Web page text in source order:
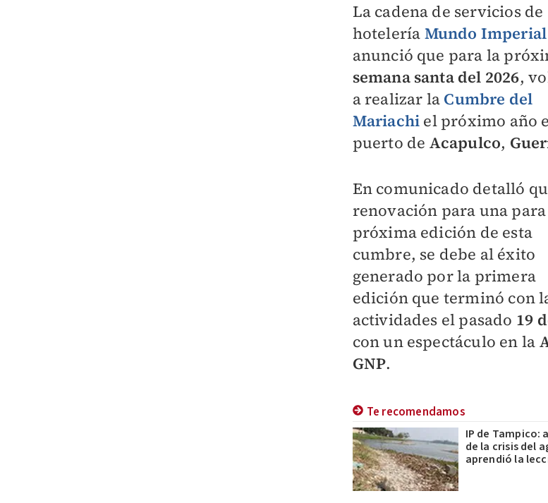
La cadena de servicios de
hotelería Mundo Imperial
anunció que para la
semana santa del 2026,
a realizar la Cumbre del
Mariachi el próximo año
puerto de Acapulco,
En comunicado detalló
renovación para una
próxima edición de esta
cumbre, se debe al éxito
generado por la primera
edición que terminó con
actividades el pasado 19
con un espectáculo en la
GNP.
Te recomendamos
IP de Tampico:
de la crisis del
aprendió la